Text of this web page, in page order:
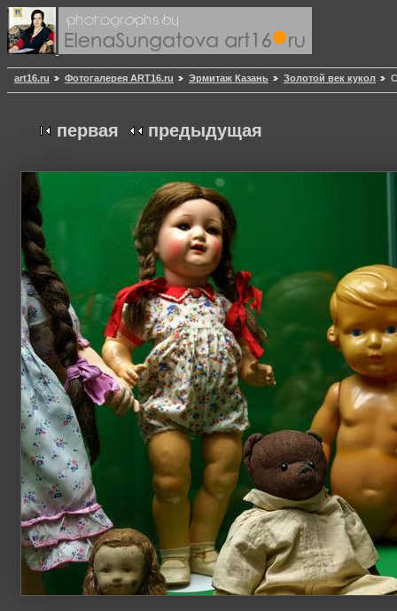
art16.ru Фотогалерея ART16.ru Эрмитаж Казань Золотой век кукол
первая предыдущая